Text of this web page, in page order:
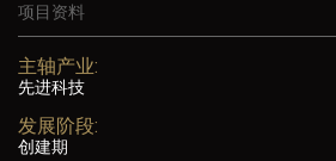
项目资料
主轴产业:
先进科技
发展阶段:
创建期